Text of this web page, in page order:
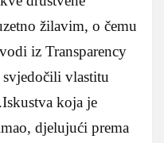
žilavim, o čemu
iz Transparency
vlastitu
koja je
djelujući prema